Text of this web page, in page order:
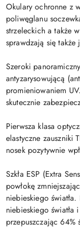
Okulary ochronne z
poliwęglanu
strzeleckich a także
sprawdzają się
Szeroki
antyzarysowującą
promieniowaniem
skutecznie
Pierwsza klasa
elastyczne zauszniki
nosek pozytywnie
Szkła ESP (Extra
powłokę
niebieskiego
niebieskiego
przepuszczając 64%